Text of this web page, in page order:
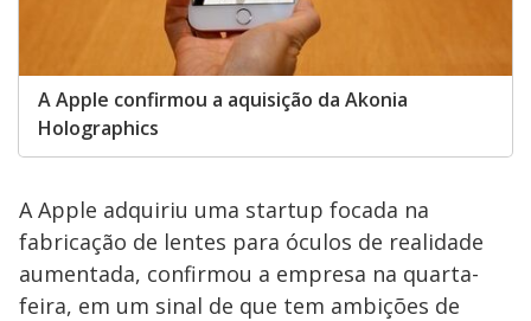
A Apple confirmou a aquisição da Akonia
Holographics
A Apple adquiriu uma startup focada na
fabricação de lentes para óculos de realidade
aumentada, confirmou a empresa na quarta-
feira, em um sinal de que tem ambições de